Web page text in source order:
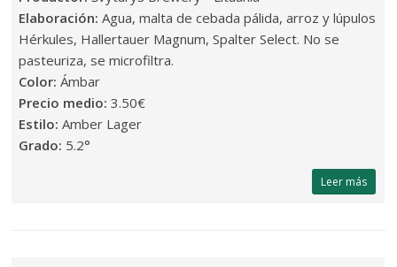
Elaboración: Agua, malta de cebada pálida, arroz y lúpulos
Hérkules, Hallertauer Magnum, Spalter Select. No se
pasteuriza, se microfiltra.
Color: Ámbar
Precio medio: 3.50€
Estilo: Amber Lager
Grado: 5.2°
Leer más